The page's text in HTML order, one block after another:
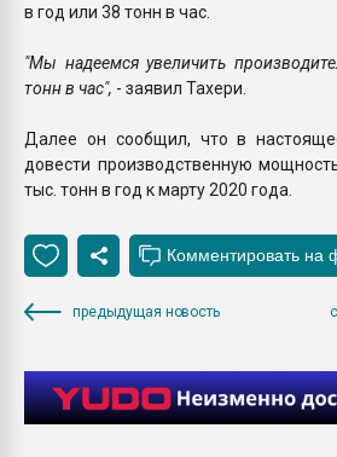
в год или 38 тонн в час.
"Мы надеемся увеличить
тонн в час", - заявил Тахери.
Далее он сообщил, что в
довести производственную
тыс. тонн в год к марту 2020 года.
предыдущая новость